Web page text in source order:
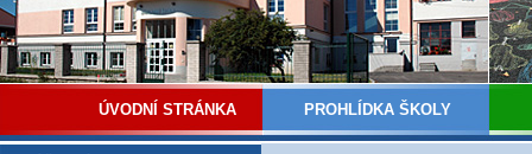
ÚVODNÍ STRÁNKA PROHLÍDKA ŠKOLY